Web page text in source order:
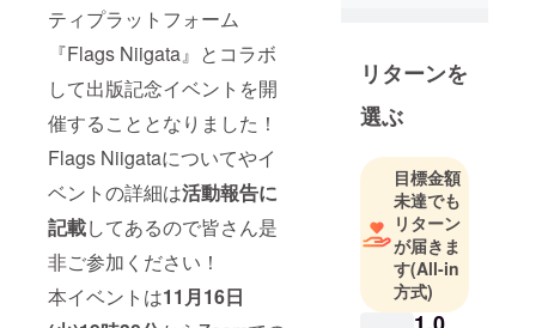
ティプラットフォーム
『Flags Niigata』とコラボ
して出版記念イベントを開
催することとなりました！
Flags Niigataについてやイ
ベントの詳細は活動報告に
記載してあるので皆さん是
非ご参加ください！
本イベントは11月16日
業後、筑波
大学理工学
群社会工学
学。グリー
株式会社を
経て、2011
年11月フ
ラー株式会
社を創業、
代表取締役
リターンを
選ぶ
目標金額
未達でも
リターン
が届きま
す(All-in
方式)